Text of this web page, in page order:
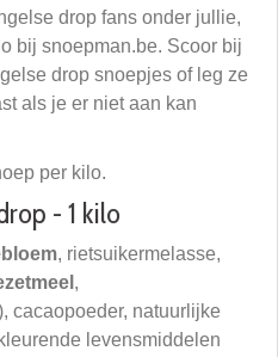
drop fans onder jullie,
bij snoepman.be. Scoor bij
drop snoepjes of leg ze
als je er niet aan kan
per kilo.
- 1 kilo
, rietsuikermelasse,
,
cacaopoeder, natuurlijke
levensmiddelen